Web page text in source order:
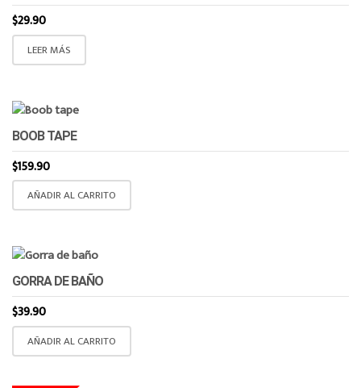
$29.90
LEER MÁS
BOOB TAPE
$159.90
AÑADIR AL CARRITO
GORRA DE BAÑO
$39.90
AÑADIR AL CARRITO